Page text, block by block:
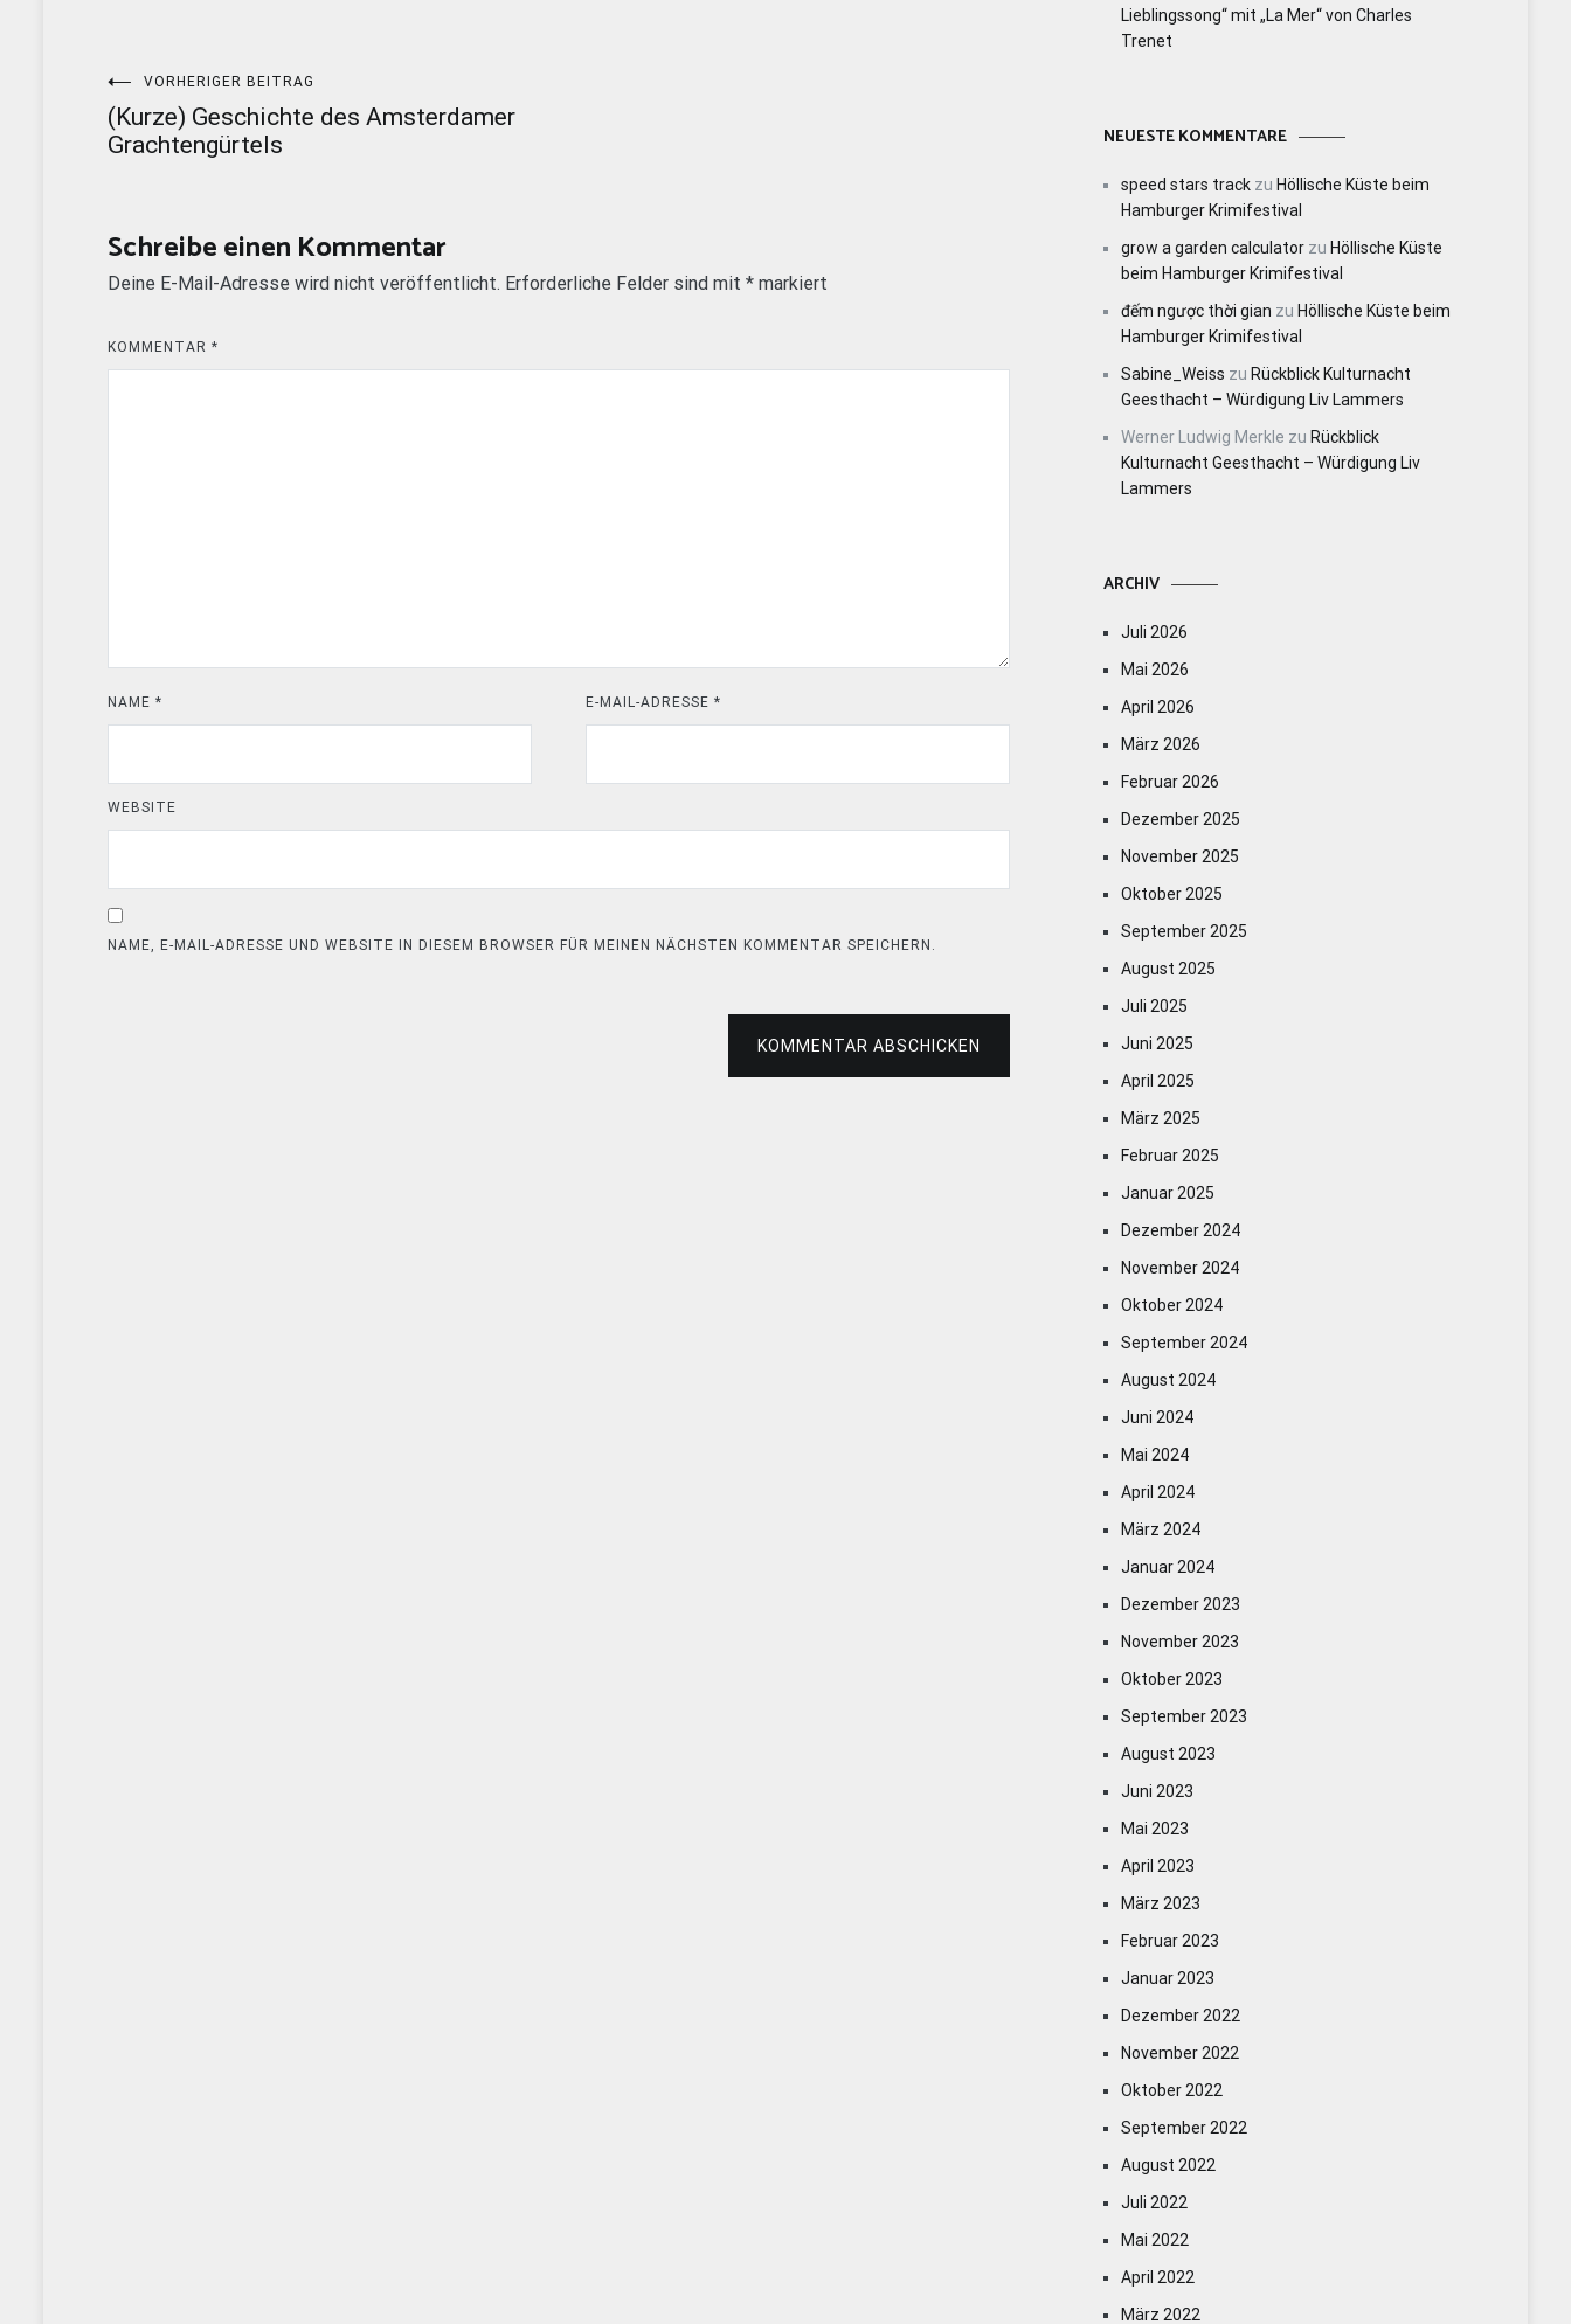
Beitragsnavigation
VORHERIGER BEITRAG
(Kurze) Geschichte des Amsterdamer
Grachtengürtels
Schreibe einen Kommentar
Deine E-Mail-Adresse wird nicht veröffentlicht. Erforderliche Felder sind mit * markiert
KOMMENTAR *
NAME * E-MAIL-ADRESSE*
WEBSITE
NAME, E-MAIL-ADRESSE UND WEBSITE IN DIESEM BROWSER FÜR MEINEN NÄCHSTEN KOMMENTAR SPEICHERN.
KOMMENTAR ABSCHICKEN
Lieblingssong“ mit „La Mer“ von Charles
Trenet
NEUESTE KOMMENTARE
speed stars track zu Höllische Küste beim
Hamburger Krimifestival
grow a garden calculator zu Höllische Küste
beim Hamburger Krimifestival
đếm ngược thời gian zu Höllische Küste beim
Hamburger Krimifestival
Sabine_Weiss zu Rückblick Kulturnacht
Geesthacht – Würdigung Liv Lammers
Werner Ludwig Merkle zu Rückblick
Kulturnacht Geesthacht – Würdigung Liv
Lammers
ARCHIV
Juli 2026
Mai 2026
April 2026
März 2026
Februar 2026
Dezember 2025
November 2025
Oktober 2025
September 2025
August 2025
Juli 2025
Juni 2025
April 2025
März 2025
Februar 2025
Januar 2025
Dezember 2024
November 2024
Oktober 2024
September 2024
August 2024
Juni 2024
Mai 2024
April 2024
März 2024
Januar 2024
Dezember 2023
November 2023
Oktober 2023
September 2023
August 2023
Juni 2023
Mai 2023
April 2023
März 2023
Februar 2023
Januar 2023
Dezember 2022
November 2022
Oktober 2022
September 2022
August 2022
Juli 2022
Mai 2022
April 2022
März 2022